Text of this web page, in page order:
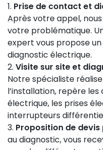
Prise de contact et
Après votre appel,
votre problématique.
expert vous propose
diagnostic électrique.
Visite sur site et
Notre spécialiste
l’installation, repère
électrique, les prises
interrupteurs
Proposition de
au diagnostic, vous